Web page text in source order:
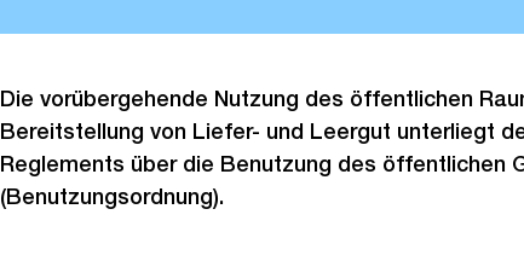
Die vorübergehende Nutzung des öffentlichen
Bereitstellung von Liefer- und Leergut unterliegt
Reglements über die Benutzung des öffentlichen
(Benutzungsordnung).